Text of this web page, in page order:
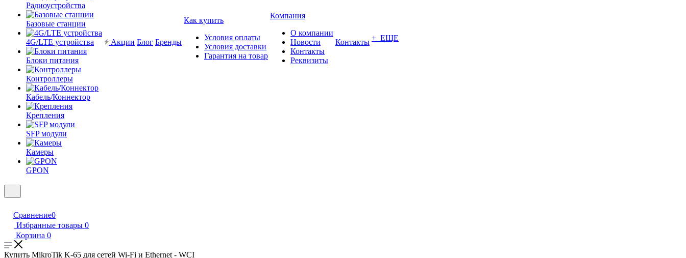
Радиоустройства
Базовые станции
4G/LTE устройства
Блоки питания
Контроллеры
Кабель/Коннектор
Крепления
SFP модули
Камеры
GPON
Акции Блог Бренды
Как купить
Условия оплаты
Условия доставки
Гарантия на товар
Компания
О компании
Новости
Контакты
Реквизиты
Контакты + ЕЩЕ
Сравнение0
Избранные товары 0
Корзина 0
Купить MikroTik K-65 для сетей Wi-Fi и Ethernet - WCI